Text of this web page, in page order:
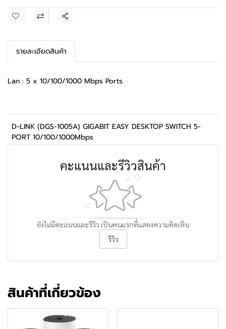
แชร์
รายละเอียดสินค้า
Lan : 5 x 10/100/1000 Mbps Ports
D-LINK (DGS-1005A) GIGABIT EASY DESKTOP SWITCH 5-
PORT 10/100/1000Mbps
คะแนนและรีวิวสินค้า
ยังไม่มีคะแนนและรีวิว เป็นคนแรกที่แสดงความคิดเห็น
รีวิว
สินค้าที่เกี่ยวข้อง